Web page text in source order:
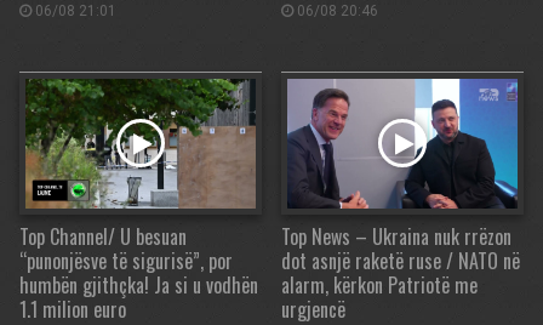
06/08 21:01 06/08 20:46
Top Channel/ U besuan
“punonjësve të sigurisë”, por
humbën gjithçka! Ja si u vodhën
1.1 milion euro
Top News – Ukraina nuk rrëzon
dot asnjë raketë ruse / NATO në
alarm, kërkon Patriotë me
urgjencë